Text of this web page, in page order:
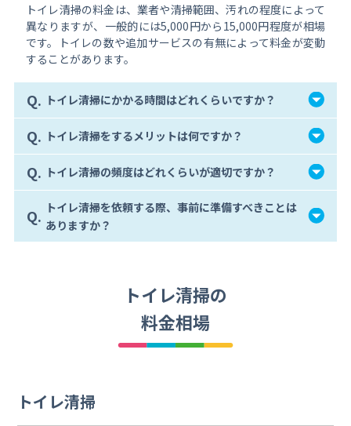
トイレ清掃の料金は、業者や清掃範囲、汚れの程度によって
異なりますが、一般的には5,000円から15,000円程度が相場
です。トイレの数や追加サービスの有無によって料金が変動
することがあります。
Q. トイレ清掃にかかる時間はどれくらいですか？
Q. トイレ清掃をするメリットは何ですか？
Q. トイレ清掃の頻度はどれくらいが適切ですか？
Q. トイレ清掃を依頼する際、事前に準備すべきことは
ありますか？
トイレ清掃の
料金相場
トイレ清掃